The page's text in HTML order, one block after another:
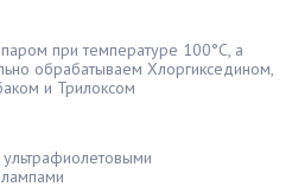
при температуре 100°С, а
обрабатываем Хлоргикседином,
и Трилоксом